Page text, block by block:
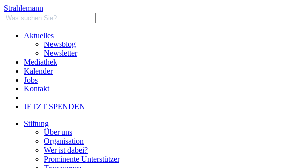
Strahlemann
Aktuelles
Newsblog
Newsletter
Mediathek
Kalender
Jobs
Kontakt
JETZT SPENDEN
Stiftung
Über uns
Organisation
Wer ist dabei?
Prominente Unterstützer